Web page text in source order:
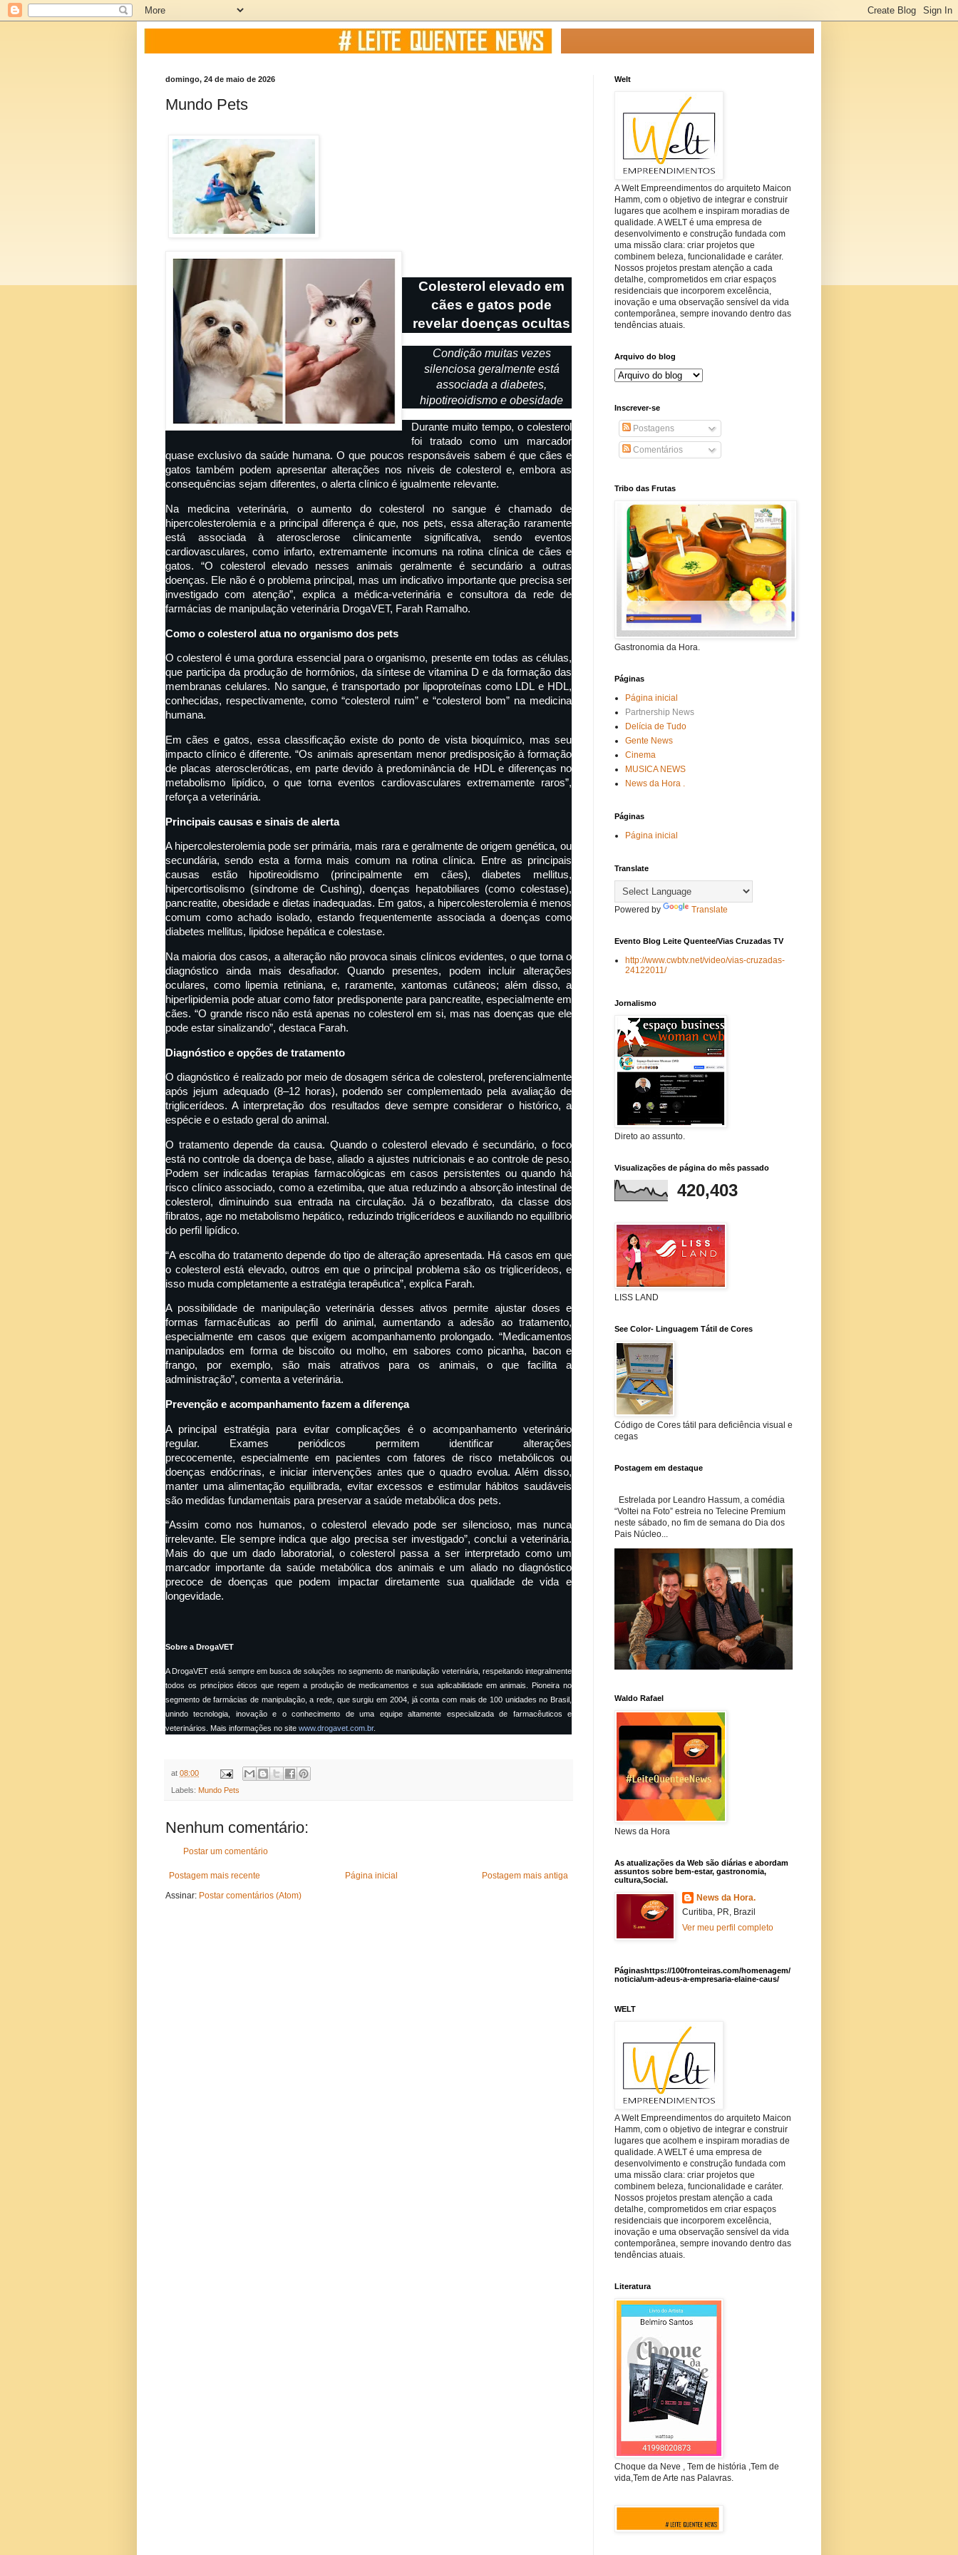
domingo, 24 de maio de 2026
Mundo Pets
Colesterol elevado em
cães e gatos pode
revelar doenças ocultas
Condição muitas vezes
silenciosa geralmente está
associada a diabetes,
hipotireoidismo e obesidade
Durante muito tempo, o colesterol
foi tratado como um marcador
quase exclusivo da saúde humana. O que poucos responsáveis sabem é que cães e
gatos também podem apresentar alterações nos níveis de colesterol e, embora as
consequências sejam diferentes, o alerta clínico é igualmente relevante.
Na medicina veterinária, o aumento do colesterol no sangue é chamado de
hipercolesterolemia e a principal diferença é que, nos pets, essa alteração raramente
está associada à aterosclerose clinicamente significativa, sendo eventos
cardiovasculares, como infarto, extremamente incomuns na rotina clínica de cães e
gatos. “O colesterol elevado nesses animais geralmente é secundário a outras
doenças. Ele não é o problema principal, mas um indicativo importante que precisa ser
investigado com atenção”, explica a médica-veterinária e consultora da rede de
farmácias de manipulação veterinária DrogaVET, Farah Ramalho.
Como o colesterol atua no organismo dos pets
O colesterol é uma gordura essencial para o organismo, presente em todas as células,
que participa da produção de hormônios, da síntese de vitamina D e da formação das
membranas celulares. No sangue, é transportado por lipoproteínas como LDL e HDL,
conhecidas, respectivamente, como “colesterol ruim” e “colesterol bom” na medicina
humana.
Em cães e gatos, essa classificação existe do ponto de vista bioquímico, mas seu
impacto clínico é diferente. “Os animais apresentam menor predisposição à formação
de placas ateroscleróticas, em parte devido à predominância de HDL e diferenças no
metabolismo lipídico, o que torna eventos cardiovasculares extremamente raros”,
reforça a veterinária.
Principais causas e sinais de alerta
A hipercolesterolemia pode ser primária, mais rara e geralmente de origem genética, ou
secundária, sendo esta a forma mais comum na rotina clínica. Entre as principais
causas estão hipotireoidismo (principalmente em cães), diabetes mellitus,
hipercortisolismo (síndrome de Cushing), doenças hepatobiliares (como colestase),
pancreatite, obesidade e dietas inadequadas. Em gatos, a hipercolesterolemia é menos
comum como achado isolado, estando frequentemente associada a doenças como
diabetes mellitus, lipidose hepática e colestase.
Na maioria dos casos, a alteração não provoca sinais clínicos evidentes, o que torna o
diagnóstico ainda mais desafiador. Quando presentes, podem incluir alterações
oculares, como lipemia retiniana, e, raramente, xantomas cutâneos; além disso, a
hiperlipidemia pode atuar como fator predisponente para pancreatite, especialmente em
cães. “O grande risco não está apenas no colesterol em si, mas nas doenças que ele
pode estar sinalizando”, destaca Farah.
Diagnóstico e opções de tratamento
O diagnóstico é realizado por meio de dosagem sérica de colesterol, preferencialmente
após jejum adequado (8–12 horas), podendo ser complementado pela avaliação de
triglicerídeos. A interpretação dos resultados deve sempre considerar o histórico, a
espécie e o estado geral do animal.
O tratamento depende da causa. Quando o colesterol elevado é secundário, o foco
está no controle da doença de base, aliado a ajustes nutricionais e ao controle de peso.
Podem ser indicadas terapias farmacológicas em casos persistentes ou quando há
risco clínico associado, como a ezetimiba, que atua reduzindo a absorção intestinal de
colesterol, diminuindo sua entrada na circulação. Já o bezafibrato, da classe dos
fibratos, age no metabolismo hepático, reduzindo triglicerídeos e auxiliando no equilíbrio
do perfil lipídico.
“A escolha do tratamento depende do tipo de alteração apresentada. Há casos em que
o colesterol está elevado, outros em que o principal problema são os triglicerídeos, e
isso muda completamente a estratégia terapêutica”, explica Farah.
A possibilidade de manipulação veterinária desses ativos permite ajustar doses e
formas farmacêuticas ao perfil do animal, aumentando a adesão ao tratamento,
especialmente em casos que exigem acompanhamento prolongado. “Medicamentos
manipulados em forma de biscoito ou molho, em sabores como picanha, bacon e
frango, por exemplo, são mais atrativos para os animais, o que facilita a
administração”, comenta a veterinária.
Prevenção e acompanhamento fazem a diferença
A principal estratégia para evitar complicações é o acompanhamento veterinário
regular. Exames periódicos permitem identificar alterações
precocemente, especialmente em pacientes com fatores de risco metabólicos ou
doenças endócrinas, e iniciar intervenções antes que o quadro evolua. Além disso,
manter uma alimentação equilibrada, evitar excessos e estimular hábitos saudáveis
são medidas fundamentais para preservar a saúde metabólica dos pets.
“Assim como nos humanos, o colesterol elevado pode ser silencioso, mas nunca
irrelevante. Ele sempre indica que algo precisa ser investigado”, conclui a veterinária.
Mais do que um dado laboratorial, o colesterol passa a ser interpretado como um
marcador importante da saúde metabólica dos animais e um aliado no diagnóstico
precoce de doenças que podem impactar diretamente sua qualidade de vida e
longevidade.
Sobre a DrogaVET
A DrogaVET está sempre em busca de soluções no segmento de manipulação veterinária, respeitando integralmente
todos os princípios éticos que regem a produção de medicamentos e sua aplicabilidade em animais. Pioneira no
segmento de farmácias de manipulação, a rede, que surgiu em 2004, já conta com mais de 100 unidades no Brasil,
unindo tecnologia, inovação e o conhecimento de uma equipe altamente especializada de farmacêuticos e
veterinários. Mais informações no site www.drogavet.com.br.
at 08:00
Labels: Mundo Pets
Nenhum comentário:
Postar um comentário
Postagem mais recente Postagem mais antiga
Página inicial
Assinar: Postar comentários (Atom)
Welt
A Welt Empreendimentos do arquiteto Maicon
Hamm, com o objetivo de integrar e construir
lugares que acolhem e inspiram moradias de
qualidade. A WELT é uma empresa de
desenvolvimento e construção fundada com
uma missão clara: criar projetos que
combinem beleza, funcionalidade e caráter.
Nossos projetos prestam atenção a cada
detalhe, comprometidos em criar espaços
residenciais que incorporem excelência,
inovação e uma observação sensível da vida
contemporânea, sempre inovando dentro das
tendências atuais.
Arquivo do blog
Inscrever-se
Postagens
Comentários
Tribo das Frutas
Gastronomia da Hora.
Páginas
Página inicial
Partnership News
Delícia de Tudo
Gente News
Cinema
MUSICA NEWS
News da Hora .
Páginas
Página inicial
Translate
Powered by Translate
Evento Blog Leite Quentee/Vias Cruzadas TV
http://www.cwbtv.net/video/vias-cruzadas-
24122011/
Jornalismo
Direto ao assunto.
Visualizações de página do mês passado
420,403
LISS LAND
See Color- Linguagem Tátil de Cores
Código de Cores tátil para deficiência visual e
cegas
Postagem em destaque
Estrelada por Leandro Hassum, a comédia
“Voltei na Foto” estreia no Telecine Premium
neste sábado, no fim de semana do Dia dos
Pais Núcleo...
Waldo Rafael
News da Hora
As atualizações da Web são diárias e abordam
assuntos sobre bem-estar, gastronomia,
cultura,Social.
News da Hora.
Curitiba, PR, Brazil
Ver meu perfil completo
Páginashttps://100fronteiras.com/homenagem/
noticia/um-adeus-a-empresaria-elaine-caus/
WELT
A Welt Empreendimentos do arquiteto Maicon
Hamm, com o objetivo de integrar e construir
lugares que acolhem e inspiram moradias de
qualidade. A WELT é uma empresa de
desenvolvimento e construção fundada com
uma missão clara: criar projetos que
combinem beleza, funcionalidade e caráter.
Nossos projetos prestam atenção a cada
detalhe, comprometidos em criar espaços
residenciais que incorporem excelência,
inovação e uma observação sensível da vida
contemporânea, sempre inovando dentro das
tendências atuais.
Literatura
Choque da Neve , Tem de história ,Tem de
vida,Tem de Arte nas Palavras.